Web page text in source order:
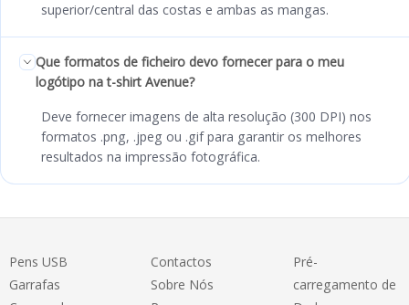
superior/central das costas e ambas as mangas.
Que formatos de ficheiro devo fornecer para o meu
logótipo na t-shirt Avenue?
Deve fornecer imagens de alta resolução (300 DPI) nos
formatos .png, .jpeg ou .gif para garantir os melhores
resultados na impressão fotográfica.
Pens USB
Garrafas
Contactos
Sobre Nós
Pré-
carregamento de